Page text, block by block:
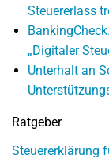
Steuererlass
„Digitaler
Unterhalt an
Ratgeber
Steuererklärung